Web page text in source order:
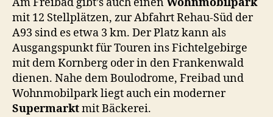
mit 12 Stellplätzen, zur Abfahrt Rehau-Süd der
A93 sind es etwa 3 km. Der Platz kann als
Ausgangspunkt für Touren ins Fichtelgebirge
mit dem Kornberg oder in den Frankenwald
dienen. Nahe dem Boulodrome, Freibad und
Wohnmobilpark liegt auch ein moderner
Supermarktmit Bäckerei.